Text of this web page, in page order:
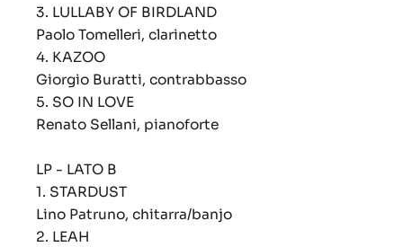
3. LULLABY OF BIRDLAND
Paolo Tomelleri, clarinetto
4. KAZOO
Giorgio Buratti, contrabbasso
5. SO IN LOVE
Renato Sellani, pianoforte
LP - LATO B
1. STARDUST
Lino Patruno, chitarra/banjo
2. LEAH